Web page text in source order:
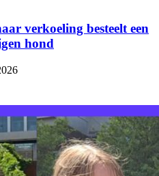
verkoeling besteelt een
hond